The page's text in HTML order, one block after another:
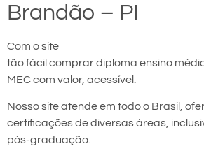
Brandão – PI
Com o site
tão fácil comprar diploma ensino
MEC com valor, acessível.
Nosso site atende em todo o Brasil,
certificações de diversas áreas,
pós-graduação.